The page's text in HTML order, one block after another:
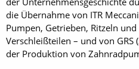
die Übernahme von ITR
Pumpen, Getrieben, Ritzeln
Verschleißteilen – und von
der Produktion von